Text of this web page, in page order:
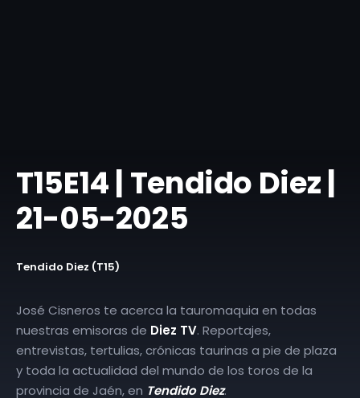
T15E14 | Tendido Diez |
21-05-2025
Tendido Diez (T15)
José Cisneros te acerca la tauromaquia en todas
nuestras emisoras de Diez TV. Reportajes,
entrevistas, tertulias, crónicas taurinas a pie de plaza
y toda la actualidad del mundo de los toros de la
provincia de Jaén, en Tendido Diez.